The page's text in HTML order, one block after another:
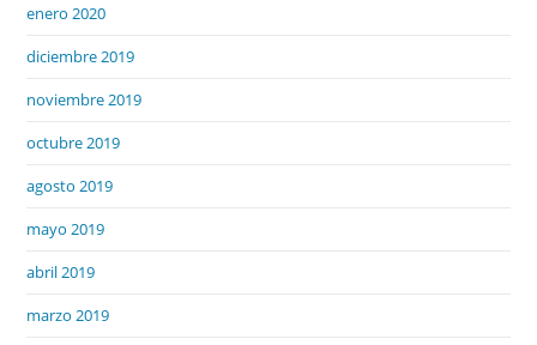
enero 2020
diciembre 2019
noviembre 2019
octubre 2019
agosto 2019
mayo 2019
abril 2019
marzo 2019